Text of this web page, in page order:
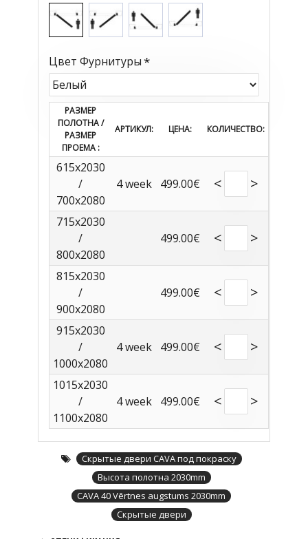
Цвет Фурнитуры
РАЗМЕР
ПОЛОТНА /
РАЗМЕР
ПРОЕМА :
АРТИКУЛ: ЦЕНА: КОЛИЧЕСТВО:
615x2030
/
700x2080
4 week 499.00€ < >
715x2030
/
800x2080
499.00€ < >
815x2030
/
900x2080
499.00€ < >
915x2030
/
1000x2080
4 week 499.00€ < >
1015x2030
/
1100x2080
4 week 499.00€ < >
Скрытые двери CAVA под покраску
Высота полотна 2030mm
CAVA 40 Vērtnes augstums 2030mm
Скрытые двери